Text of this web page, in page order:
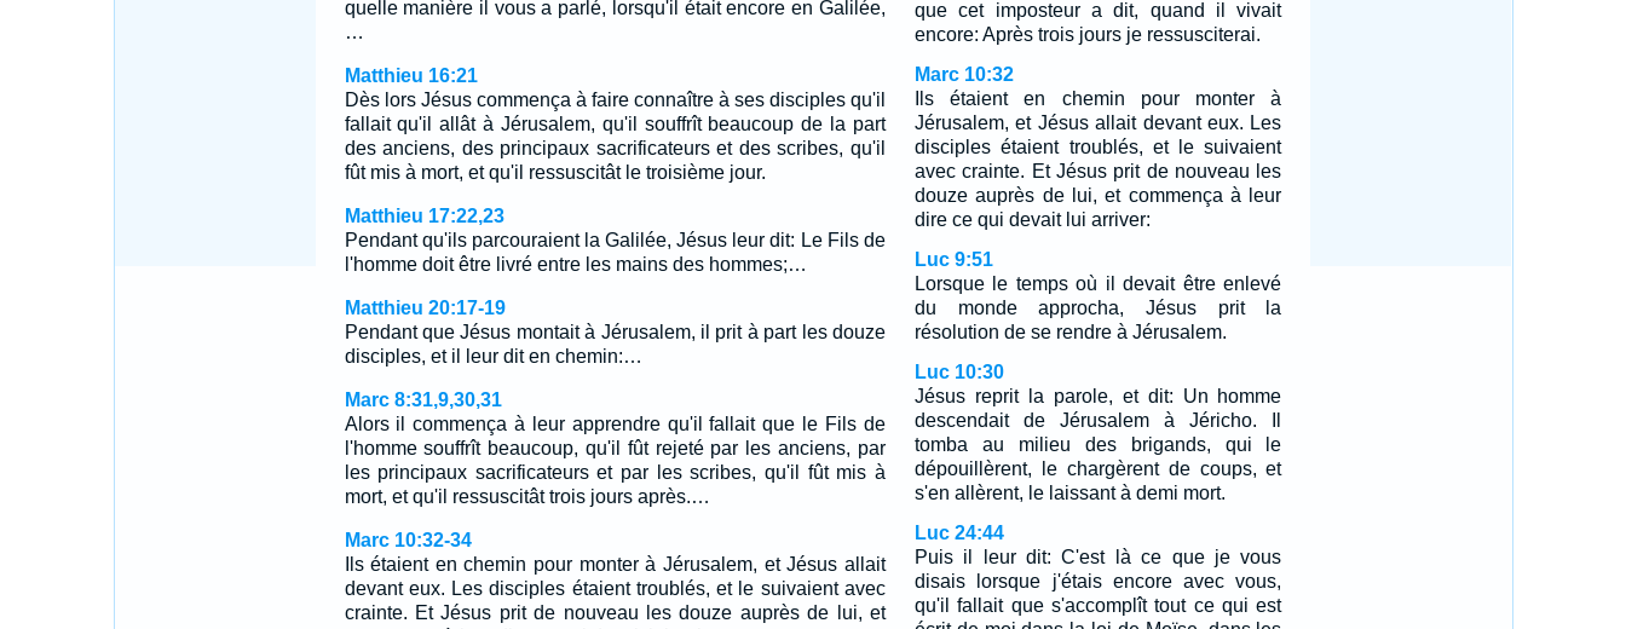
quelle manière il vous a parlé, lorsqu'il était encore en Galilée,
…
Matthieu 16:21
Dès lors Jésus commença à faire connaître à ses disciples qu'il
fallait qu'il allât à Jérusalem, qu'il souffrît beaucoup de la part
des anciens, des principaux sacrificateurs et des scribes, qu'il
fût mis à mort, et qu'il ressuscitât le troisième jour.
Matthieu 17:22,23
Pendant qu'ils parcouraient la Galilée, Jésus leur dit: Le Fils de
l'homme doit être livré entre les mains des hommes;…
Matthieu 20:17-19
Pendant que Jésus montait à Jérusalem, il prit à part les douze
disciples, et il leur dit en chemin:…
Marc 8:31,9,30,31
Alors il commença à leur apprendre qu'il fallait que le Fils de
l'homme souffrît beaucoup, qu'il fût rejeté par les anciens, par
les principaux sacrificateurs et par les scribes, qu'il fût mis à
mort, et qu'il ressuscitât trois jours après.…
Marc 10:32-34
Ils étaient en chemin pour monter à Jérusalem, et Jésus allait
devant eux. Les disciples étaient troublés, et le suivaient avec
crainte. Et Jésus prit de nouveau les douze auprès de lui, et
que cet imposteur a dit, quand il vivait
encore: Après trois jours je ressusciterai.
Marc 10:32
Ils étaient en chemin pour monter à
Jérusalem, et Jésus allait devant eux. Les
disciples étaient troublés, et le suivaient
avec crainte. Et Jésus prit de nouveau les
douze auprès de lui, et commença à leur
dire ce qui devait lui arriver:
Luc 9:51
Lorsque le temps où il devait être enlevé
du monde approcha, Jésus prit la
résolution de se rendre à Jérusalem.
Luc 10:30
Jésus reprit la parole, et dit: Un homme
descendait de Jérusalem à Jéricho. Il
tomba au milieu des brigands, qui le
dépouillèrent, le chargèrent de coups, et
s'en allèrent, le laissant à demi mort.
Luc 24:44
Puis il leur dit: C'est là ce que je vous
disais lorsque j'étais encore avec vous,
qu'il fallait que s'accomplît tout ce qui est